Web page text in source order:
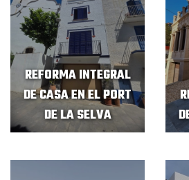
REFORMA INTEGRAL
DE CASA EN EL PORT
DE LA SELVA